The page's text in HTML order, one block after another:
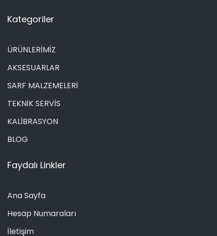
Kategoriler
ÜRÜNLERİMİZ
AKSESUARLAR
SARF MALZEMELERİ
TEKNİK SERVİS
KALİBRASYON
BLOG
Faydalı Linkler
Ana Sayfa
Hesap Numaraları
İletişim